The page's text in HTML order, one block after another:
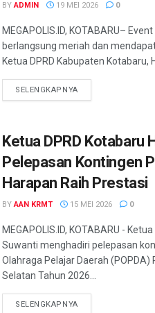
BY ADMIN 19 MEI 2026 0
MEGAPOLIS.ID, KOTABARU–
berlangsung meriah dan
Ketua DPRD Kabupaten Kotabaru,
SELENGKAPNYA
Ketua DPRD Kotabaru
Pelepasan Kontingen
Harapan Raih Prestasi
BY AAN KRMT 15 MEI 2026 0
MEGAPOLIS.ID, KOTABARU -
Suwanti menghadiri pelepasan
Olahraga Pelajar Daerah (POPDA)
Selatan Tahun 2026...
SELENGKAPNYA